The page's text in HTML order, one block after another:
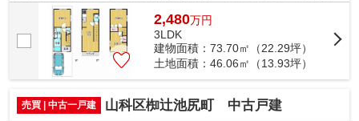
市立勧修小学校で徒歩7分です！なぎ辻...
2,480万円
3LDK
建物面積：73.70㎡（22.29坪）
土地面積：46.06㎡（13.93坪）
売買 | 中古一戸建 山科区椥辻池尻町 中古戸建